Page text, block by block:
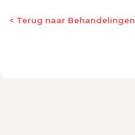
< Terug naar Behandelingen